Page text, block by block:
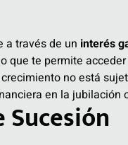
a través de un interés
que te permite
no está
en la jubilación